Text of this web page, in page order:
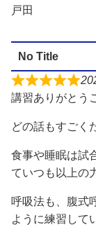
戸田
No Title
講習ありがとう
どの話もすごく
食事や睡眠は試
ていつも以上の
呼吸法も、腹式
ように練習して